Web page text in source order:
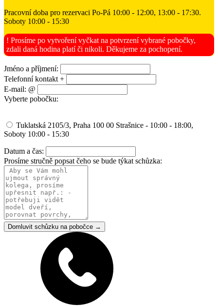
Pracovní doba pro rezervaci Po-Pá 10:00 - 12:00, 13:00 - 17:30.
Soboty 10:00 - 15:30
! Prosíme po vytvoření vyčkat na potvrzení vybrané pobočky,
zdali daná hodina platí či nikoli. Děkujeme za pochopení.
Jméno a příjmení:
Telefonní kontakt +
E-mail: @
Vyberte pobočku:
Tuklatská 2105/3, Praha 100 00 Strašnice - 10:00 - 18:00,
Soboty 10:00 - 15:30
Datum a čas:
Prosíme stručně popsat čeho se bude týkat schůzka:
Domluvit schůzku na pobočce →